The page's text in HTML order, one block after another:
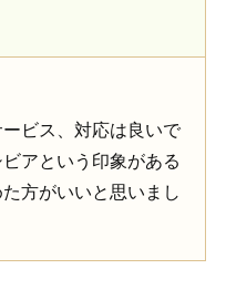
ビス、対応は良いで
アという印象がある
方がいいと思いまし